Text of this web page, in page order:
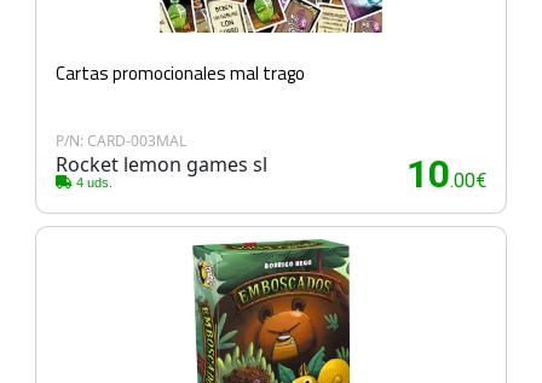
Cartas promocionales mal trago
P/N: CARD-003MAL
Rocket lemon games sl
4 uds. 10.00€